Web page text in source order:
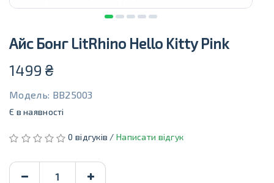
Айс Бонг LitRhino Hello Kitty Pink
1499 ₴
Модель: BB25003
Є в наявності
0 відгуків /Написати відгук